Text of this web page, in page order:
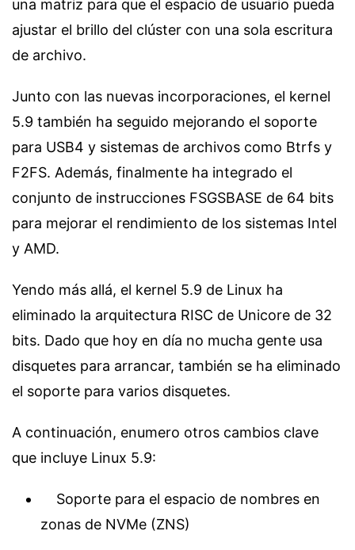
una matriz para que el espacio de usuario pueda
ajustar el brillo del clúster con una sola escritura
de archivo.
Junto con las nuevas incorporaciones, el kernel
5.9 también ha seguido mejorando el soporte
para USB4 y sistemas de archivos como Btrfs y
F2FS. Además, finalmente ha integrado el
conjunto de instrucciones FSGSBASE de 64 bits
para mejorar el rendimiento de los sistemas Intel
y AMD.
Yendo más allá, el kernel 5.9 de Linux ha
eliminado la arquitectura RISC de Unicore de 32
bits. Dado que hoy en día no mucha gente usa
disquetes para arrancar, también se ha eliminado
el soporte para varios disquetes.
A continuación, enumero otros cambios clave
que incluye Linux 5.9:
Soporte para el espacio de nombres en
zonas de NVMe (ZNS)